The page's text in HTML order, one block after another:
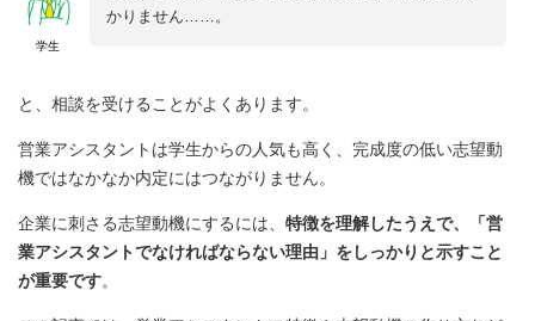
学生
かりません……。
と、相談を受けることがよくあります。
営業アシスタントは学生からの人気も高く、完成度の低い志望動
機ではなかなか内定にはつながりません。
企業に刺さる志望動機にするには、 特徴を理解したうえで、「営
業アシスタントでなければならない理由」をしっかりと示すこと
が重要です。